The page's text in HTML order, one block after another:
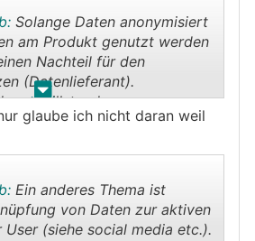
. .
Solange Daten anonymisiert
am Produkt genutzt werden
Nachteil für den
(Datenlieferant).
zu Stillstand unseres
bzw. eine erhebliche, unnötige
glaube ich nicht daran weil
Ein anderes Thema ist
von Daten zur aktiven
User (siehe social media etc.).